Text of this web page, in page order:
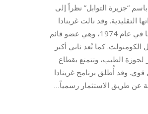
“جزيرة التوابل” نظراً إلى
التقليدية. وقد نالت غرينادا
استقلالها في عام 1974، وهي عضو قائم
كما تُعد ثاني أكبر
الطيب، وتتمتع بقطاع
وقد أُطلق برنامج غرينادا
عن طريق الاستثمار رسمياً…